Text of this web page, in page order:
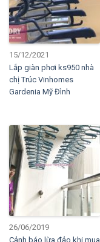
15/12/2021
Lắp giàn phơi ks950 nhà
chị Trúc Vinhomes
Gardenia Mỹ Đình
26/06/2019
Cảnh báo lừa đảo khi mua